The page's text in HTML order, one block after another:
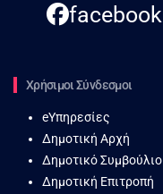
facebook
Χρήσιμοι Σύνδεσμοι
eΥπηρεσίες
Δημοτική Αρχή
Δημοτικό Συμβούλιο
Δημοτική Επιτροπή